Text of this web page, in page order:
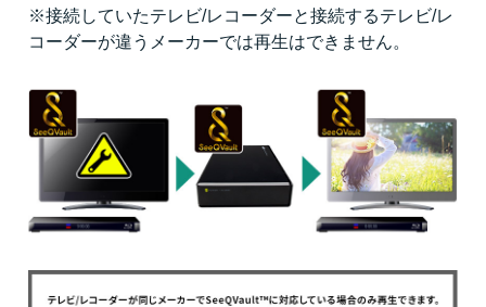
※接続していたテレビ/レコーダーと接続するテレビ/レ
コーダーが違うメーカーでは再生はできません。